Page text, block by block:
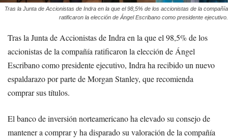
Tras la Junta de Accionistas de Indra en la que el 98,5% de los accionistas de la compañía
ratificaron la elección de Ángel Escribano como presidente ejecutivo.
Tras la Junta de Accionistas de Indra en la que el 98,5% de los
accionistas de la compañía ratificaron la elección de Ángel
Escribano como presidente ejecutivo, Indra ha recibido un nuevo
espaldarazo por parte de Morgan Stanley, que recomienda
comprar sus títulos.
El banco de inversión norteamericano ha elevado su consejo de
mantener a comprar y ha disparado su valoración de la compañía